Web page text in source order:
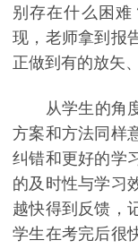
别存在什么困难
现，老师拿到报
正做到有的放矢
从学生的角度
方案和方法同样
纠错和更好的学
的及时性与学习
越快得到反馈，
学生在考完后很